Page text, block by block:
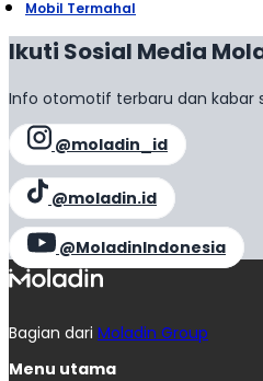
Mobil Termahal
Ikuti Sosial Media
Info otomotif terbaru dan kabar
@moladin_id
@moladin.id
@MoladinIndonesia
Bagian dari Moladin Group
Menu utama